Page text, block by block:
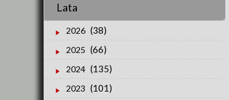
Lata
2026 (38)
2025 (66)
2024 (135)
2023 (101)